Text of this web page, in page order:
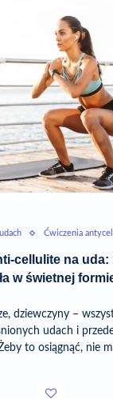
Ćwiczenia
cellulite na uda:
w świetnej
dziewczyny –
udach i
to osiągnąć, nie